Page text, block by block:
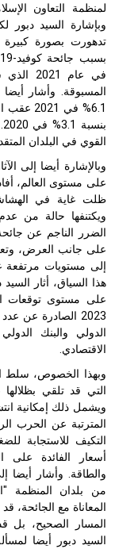
وبإشارة السيد دبور
في عام
المسبوقة. وأشار أيضا
6.1% في
القوي في البلدان
وبالإشارة أيضا إلى
على مستوى العالم، أفاد
ويكتنفها حالة من
على جانب العرض،
إلى مستويات مرتفعة
هذا السياق، أثار السيد
2023 الصادرة عن
الدولي والبنك الدولي
الاقتصادي.
وبهذا الخصوص، سلط
التي قد تلقي بظلالها
المترتبة عن الحرب
التكيف للاستجابة
أسعار الفائدة على
والطاقة. وأشار أيضا
من بلدان المنظمة
المعاناة مع الجائحة،
المسار الصحيح، بل
السيد دبور أيضا